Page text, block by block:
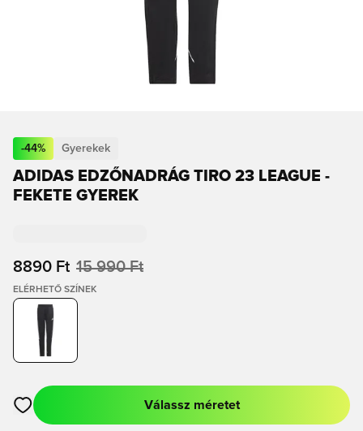
-44% Gyerekek
ADIDAS EDZŐNADRÁG TIRO 23 LEAGUE -
FEKETE GYEREK
8890 Ft 15 990 Ft
ELÉRHETŐ SZÍNEK
Megnyit egy modált a bejelentkezéshez vagy a tagként való
Válassz méretet